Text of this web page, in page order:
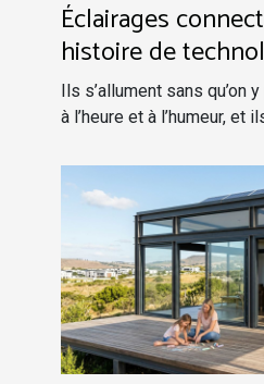
Éclairages
histoire de
d’émotions
Ils s’allument sans qu’on
à l’heure et à l’humeur, et